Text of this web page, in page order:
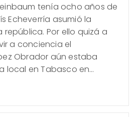
tenía ocho años de
Echeverría asumió la
república. Por ello quizá a
a conciencia el
Obrador aún estaba
local en Tabasco en…